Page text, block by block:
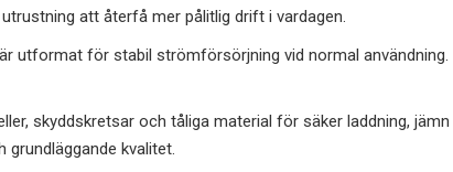
att återfå mer pålitlig drift i vardagen.
utformat för stabil strömförsörjning vid normal
skyddskretsar och tåliga material för säker laddning,
kvalitet.